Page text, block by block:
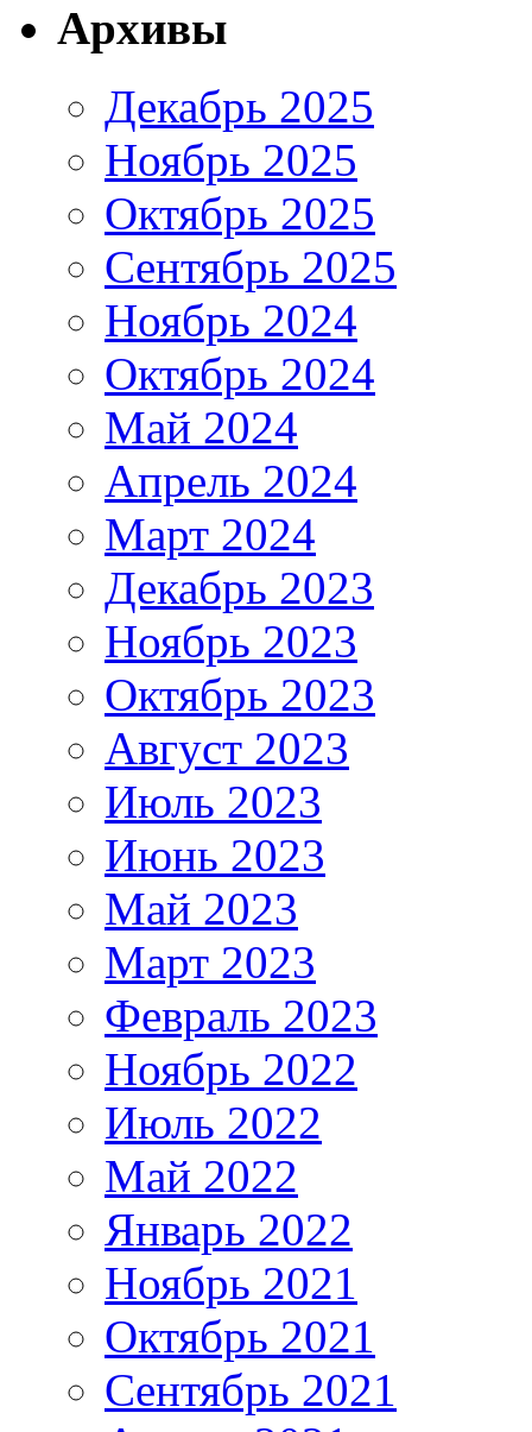
Архивы
Декабрь 2025
Ноябрь 2025
Октябрь 2025
Сентябрь 2025
Ноябрь 2024
Октябрь 2024
Май 2024
Апрель 2024
Март 2024
Декабрь 2023
Ноябрь 2023
Октябрь 2023
Август 2023
Июль 2023
Июнь 2023
Май 2023
Март 2023
Февраль 2023
Ноябрь 2022
Июль 2022
Май 2022
Январь 2022
Ноябрь 2021
Октябрь 2021
Сентябрь 2021